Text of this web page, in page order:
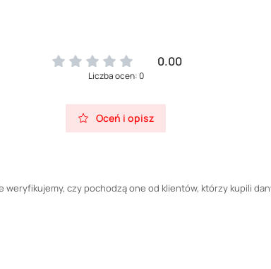
0.00
Liczba ocen: 0
Oceń i opisz
czy pochodzą one od klientów, którzy kupili